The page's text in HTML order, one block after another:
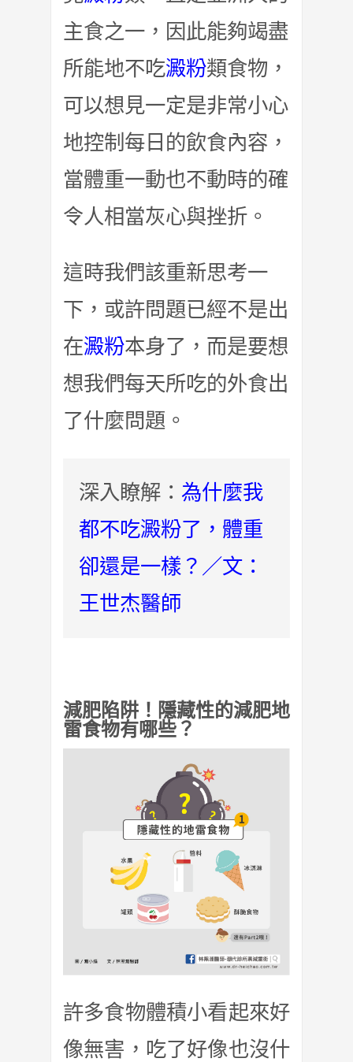
主食之一，因此能夠竭盡
所能地不吃澱粉類食物，
可以想見一定是非常小心
地控制每日的飲食內容，
當體重一動也不動時的確
令人相當灰心與挫折。
這時我們該重新思考一
下，或許問題已經不是出
在澱粉本身了，而是要想
想我們每天所吃的外食出
了什麼問題。
深入瞭解： 為什麼我
都不吃澱粉了，體重
卻還是一樣？／文：
王世杰醫師
減肥陷阱！隱藏性的減肥地
雷食物有哪些？
許多食物體積小看起來好
像無害，吃了好像也沒什